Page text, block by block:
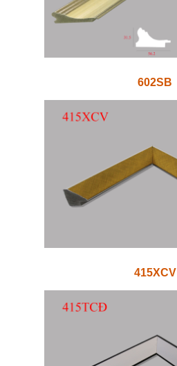
602SB
415XCV